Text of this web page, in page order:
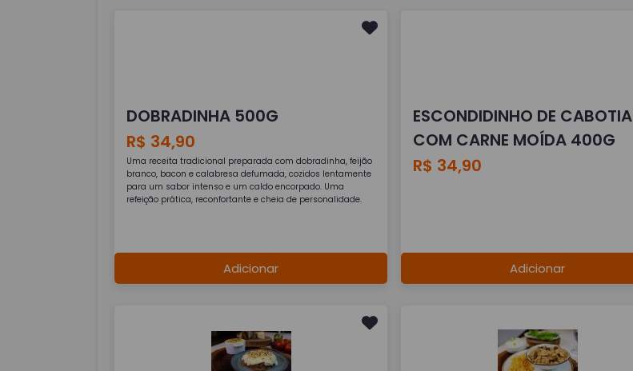
DOBRADINHA 500G
R$ 34,90
Uma receita tradicional preparada com dobradinha, feijão
branco, bacon e calabresa defumada, cozidos lentamente
para um sabor intenso e um caldo encorpado. Uma
refeição prática, reconfortante e cheia de personalidade.
Adicionar
ESCONDIDINHO DE CABOTIA
COM CARNE MOÍDA 400G
R$ 34,90
Adicionar